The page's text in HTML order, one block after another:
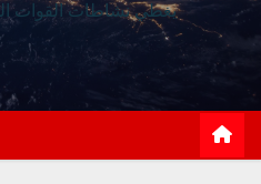
يغطي نشاطات القوات